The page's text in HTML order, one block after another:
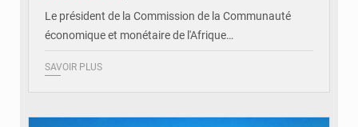
Le président de la Commission de la Communauté
économique et monétaire de l'Afrique…
SAVOIR PLUS